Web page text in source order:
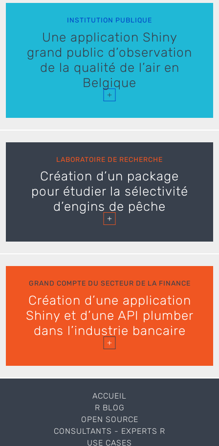
INSTITUTION PUBLIQUE
Une application Shiny
grand public d’observation
de la qualité de l’air en
Belgique
+
LABORATOIRE DE RECHERCHE
Création d’un package
pour étudier la sélectivité
d’engins de pêche
+
GRAND COMPTE DU SECTEUR DE LA FINANCE
Création d’une application
Shiny et d’une API plumber
dans l’industrie bancaire
+
ACCUEIL
R BLOG
OPEN SOURCE
CONSULTANTS - EXPERTS R
USE CASES